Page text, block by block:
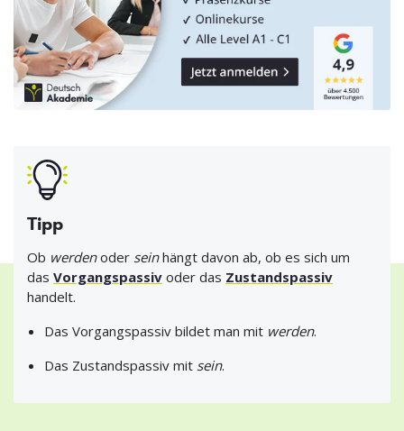
Tipp
Ob werdenoder seinhängt davon ab, ob es sich um
das Vorgangspassiv oder das Zustandspassiv
handelt.
Das Vorgangspassiv bildet man mit werden.
Das Zustandspassiv mit sein.